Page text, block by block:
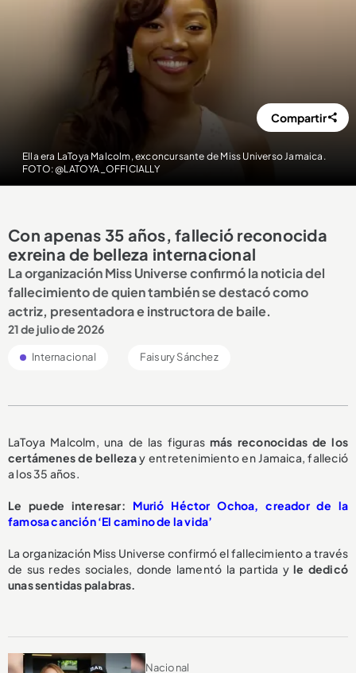
Ella era LaToya Malcolm, exconcursante de Miss Universo Jamaica.
FOTO: @LATOYA_OFFICIALLY
Compartir
Con apenas 35 años, falleció reconocida
exreina de belleza internacional
La organización Miss Universe confirmó la noticia del
fallecimiento de quien también se destacó como
actriz, presentadora e instructora de baile.
21 de julio de 2026
Internacional Faisury Sánchez
LaToya Malcolm, una de las figurasmás reconocidas de los
certámenes de bellezay entretenimiento en Jamaica, falleció
a los 35 años.
Le puede interesar: Murió Héctor Ochoa, creador de la
famosa canción ‘El camino de la vida’
La organización Miss Universe confirmó el fallecimiento a través
de sus redes sociales, donde lamentó la partida yle dedicó
unas sentidas palabras.
Nacional